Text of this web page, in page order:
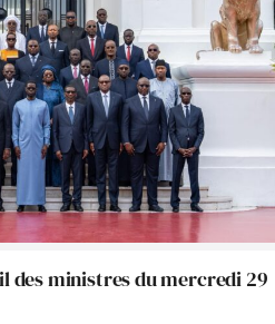
des ministres du mercredi 29